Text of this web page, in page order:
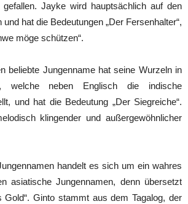
Jayke wird hauptsächlich auf den
hat die Bedeutungen „Der Fersenhalter“,
möge schützen“.
beliebte Jungenname hat seine Wurzeln in
welche neben Englisch die indische
und hat die Bedeutung „Der Siegreiche“.
klingender und außergewöhnlicher
handelt es sich um ein wahres
asiatische Jungennamen, denn übersetzt
Gold“. Ginto stammt aus dem Tagalog, der